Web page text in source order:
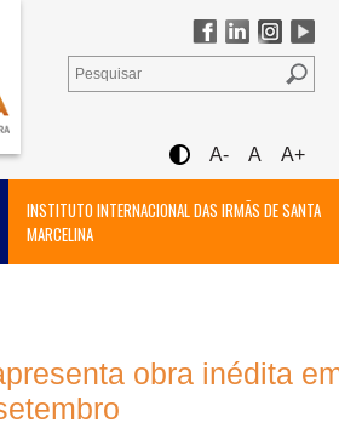
A- A A+
INSTITUTO INTERNACIONAL DAS IRMÃS DE SANTA
MARCELINA
obra inédita